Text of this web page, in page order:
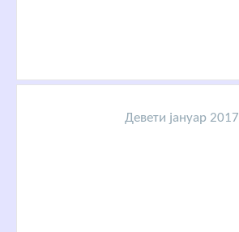
Девети јануар 2017